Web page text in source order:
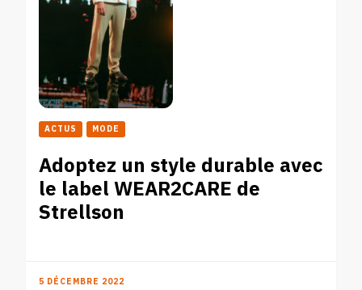
ACTUS MODE
Adoptez un style durable avec
le label WEAR2CARE de
Strellson
5 DÉCEMBRE 2022